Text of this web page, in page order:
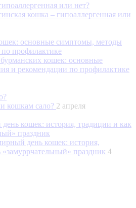
кошка – гипоаллергенная или
кошек: основные
и рекомендации по профилактике
кошкам сало? 2 апреля
день кошек: история,
праздник 4